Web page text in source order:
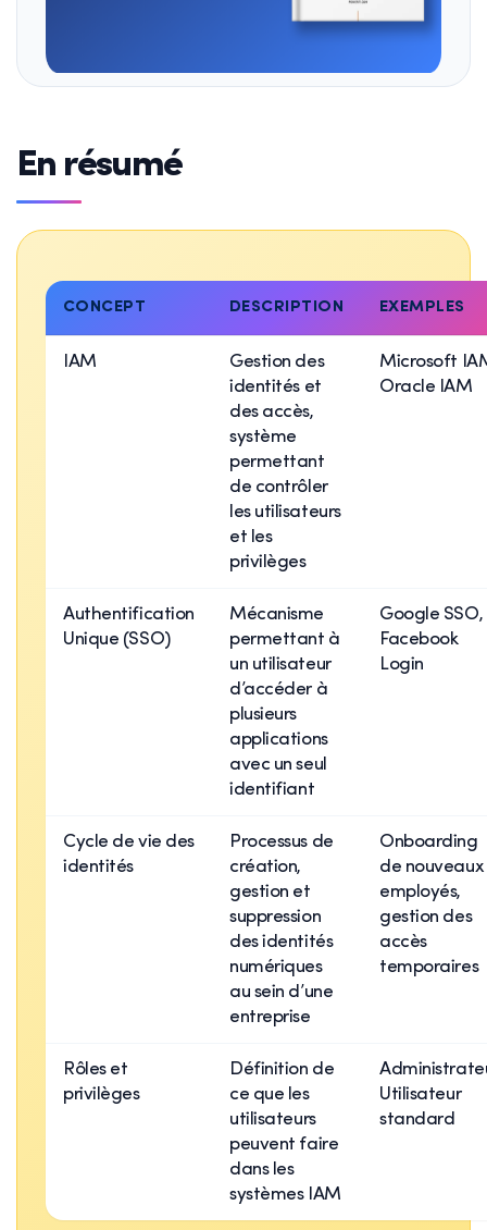
En résumé
CONCEPT DESCRIPTION EXEMPLES
IAM
Gestion des
identités et
des accès,
système
permettant
de contrôler
les utilisateurs
et les
privilèges
Microsoft
Oracle IAM
Authentification
Unique (SSO)
Mécanisme
permettant à
un utilisateur
d’accéder à
plusieurs
applications
avec un seul
identifiant
Google SSO,
Facebook
Login
Cycle de vie des
identités
Processus de
création,
gestion et
suppression
des identités
numériques
au sein d’une
entreprise
Onboarding
de nouveaux
employés,
gestion des
accès
temporaires
Rôles et
privilèges
Définition de
ce que les
utilisateurs
peuvent faire
dans les
systèmes IAM
Utilisateur
standard